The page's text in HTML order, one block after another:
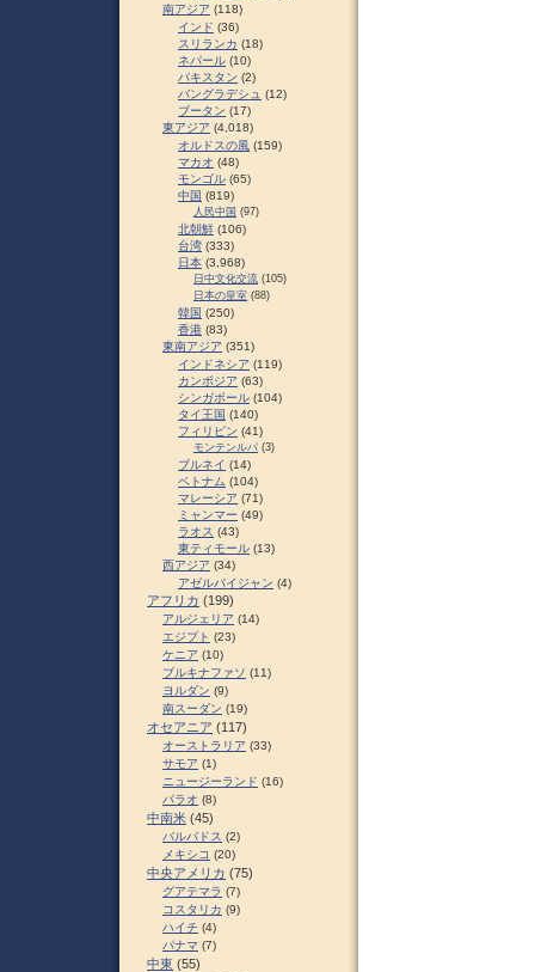
南アジア (118)
インド (36)
スリランカ (18)
ネパール (10)
パキスタン (2)
バングラデシュ (12)
ブータン (17)
東アジア (4,018)
オルドスの風 (159)
マカオ (48)
モンゴル (65)
中国 (819)
人民中国 (97)
北朝鮮 (106)
台湾 (333)
日本 (3,968)
日中文化交流 (105)
日本の皇室 (88)
韓国 (250)
香港 (83)
東南アジア (351)
インドネシア (119)
カンボジア (63)
シンガポール (104)
タイ王国 (140)
フィリピン (41)
モンテンルパ (3)
ブルネイ (14)
ベトナム (104)
マレーシア (71)
ミャンマー (49)
ラオス (43)
東ティモール (13)
西アジア (34)
アゼルバイジャン (4)
アフリカ (199)
アルジェリア (14)
エジプト (23)
ケニア (10)
ブルキナファソ (11)
ヨルダン (9)
南スーダン (19)
オセアニア (117)
オーストラリア (33)
サモア (1)
ニュージーランド (16)
パラオ (8)
中南米 (45)
バルバドス (2)
メキシコ (20)
中央アメリカ (75)
グアテマラ (7)
コスタリカ (9)
ハイチ (4)
パナマ (7)
中東 (55)